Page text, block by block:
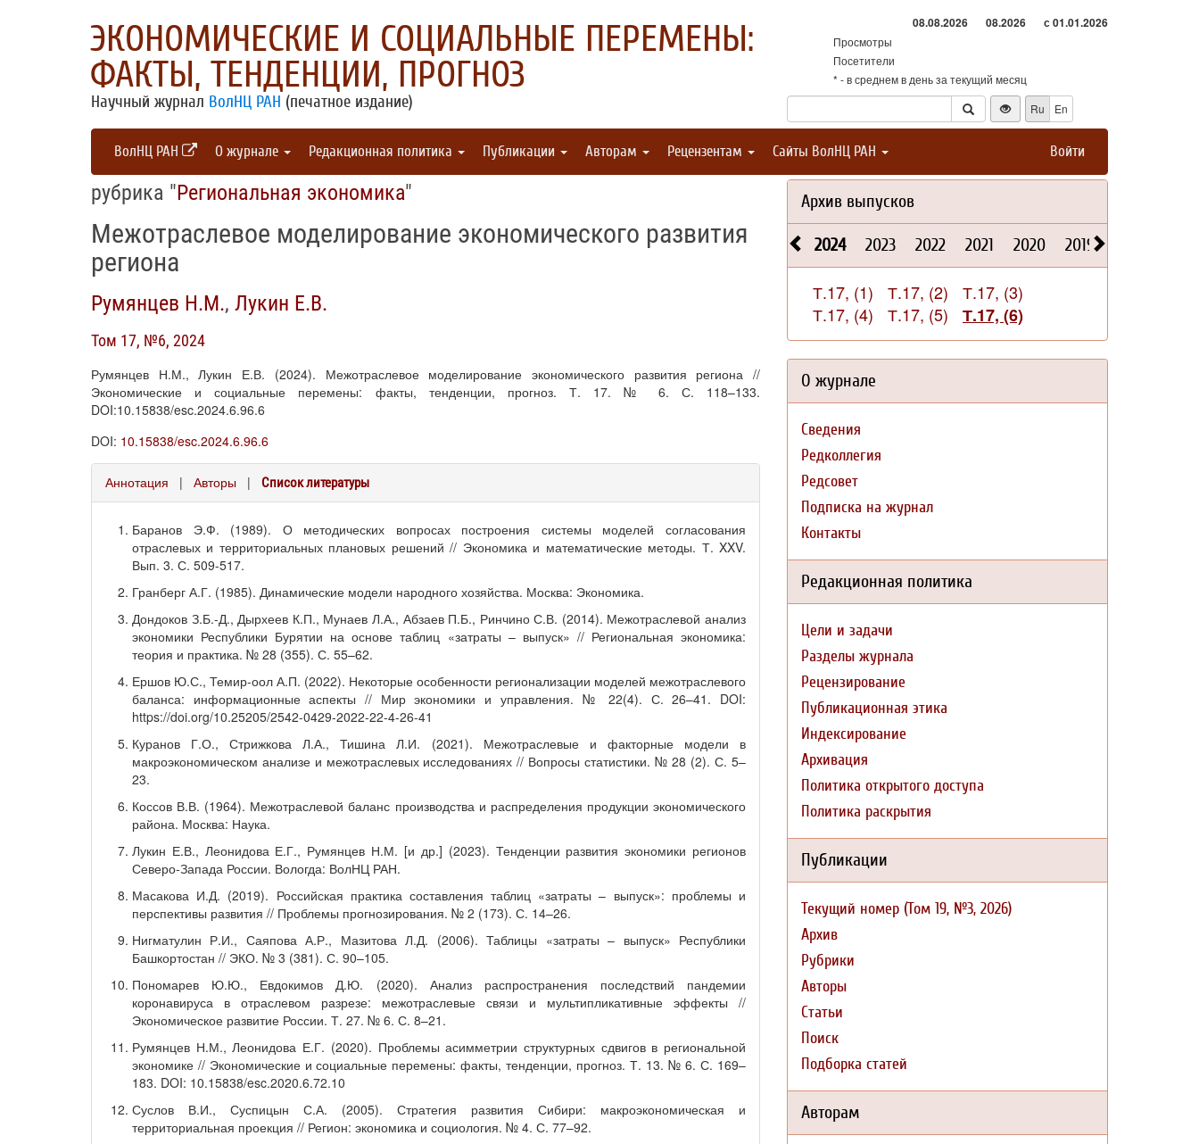
ЭКОНОМИЧЕСКИЕ И СОЦИАЛЬНЫЕ ПЕРЕМЕНЫ:
ФАКТЫ, ТЕНДЕНЦИИ, ПРОГНОЗ
Научный журнал ВолНЦ РАН (печатное издание)
08.08.2026 08.2026 с 01.01.2026
Просмотры
Посетители
* - в среднем в день за текущий месяц
Ru
En
ВолНЦ РАН О журнале Редакционная политика Публикации Авторам Рецензентам Сайты ВолНЦ РАН Войти
рубрика "Региональная экономика"
Межотраслевое моделирование экономического развития
региона
Румянцев Н.М., Лукин Е.В.
Том 17, №6, 2024
Румянцев Н.М., Лукин Е.В. (2024). Межотраслевое моделирование экономического развития региона //
Экономические и социальные перемены: факты, тенденции, прогноз. Т. 17. № 6. С. 118–133.
DOI:10.15838/esc.2024.6.96.6
DOI: 10.15838/esc.2024.6.96.6
Аннотация | Авторы | Список литературы
Баранов Э.Ф. (1989). О методических вопросах построения системы моделей согласования
отраслевых и территориальных плановых решений // Экономика и математические методы. Т. XXV.
Вып. 3. С. 509-517.
Гранберг А.Г. (1985). Динамические модели народного хозяйства. Москва: Экономика.
Дондоков З.Б.-Д., Дырхеев К.П., Мунаев Л.А., Абзаев П.Б., Ринчино С.В. (2014). Межотраслевой анализ
экономики Республики Бурятии на основе таблиц «затраты – выпуск» // Региональная экономика:
теория и практика. № 28 (355). С. 55–62.
Ершов Ю.С., Темир-оол А.П. (2022). Некоторые особенности регионализации моделей межотраслевого
баланса: информационные аспекты // Мир экономики и управления. № 22(4). С. 26–41. DOI:
https://doi.org/10.25205/2542-0429-2022-22-4-26-41
Куранов Г.О., Стрижкова Л.А., Тишина Л.И. (2021). Межотраслевые и факторные модели в
макроэкономическом анализе и межотраслевых исследованиях // Вопросы статистики. № 28 (2). С. 5–
23.
Коссов В.В. (1964). Межотраслевой баланс производства и распределения продукции экономического
района. Москва: Наука.
Лукин Е.В., Леонидова Е.Г., Румянцев Н.М. [и др.] (2023). Тенденции развития экономики регионов
Северо-Запада России. Вологда: ВолНЦ РАН.
Масакова И.Д. (2019). Российская практика составления таблиц «затраты – выпуск»: проблемы и
перспективы развития // Проблемы прогнозирования. № 2 (173). С. 14–26.
Нигматулин Р.И., Саяпова А.Р., Мазитова Л.Д. (2006). Таблицы «затраты – выпуск» Республики
Башкортостан // ЭКО. № 3 (381). С. 90–105.
Пономарев Ю.Ю., Евдокимов Д.Ю. (2020). Анализ распространения последствий пандемии
коронавируса в отраслевом разрезе: межотраслевые связи и мультипликативные эффекты //
Экономическое развитие России. Т. 27. № 6. С. 8–21.
Румянцев Н.М., Леонидова Е.Г. (2020). Проблемы асимметрии структурных сдвигов в региональной
экономике // Экономические и социальные перемены: факты, тенденции, прогноз. Т. 13. № 6. С. 169–
183. DOI: 10.15838/esc.2020.6.72.10
Суслов В.И., Суспицын С.А. (2005). Стратегия развития Сибири: макроэкономическая и
территориальная проекция // Регион: экономика и социология. № 4. С. 77–92.
Архив выпусков
2024 2023 2022 2021 2020 2019
Т.17, (1) Т.17, (2)
Т.17, (3)
Т.17, (4)
Т.17, (5) Т.17, (6)
О журнале
Сведения
Редколлегия
Редсовет
Подписка на журнал
Контакты
Редакционная политика
Цели и задачи
Разделы журнала
Рецензирование
Публикационная этика
Индексирование
Архивация
Политика открытого доступа
Политика раскрытия
Публикации
Текущий номер (Том 19, №3, 2026)
Архив
Рубрики
Авторы
Статьи
Поиск
Подборка статей
Авторам